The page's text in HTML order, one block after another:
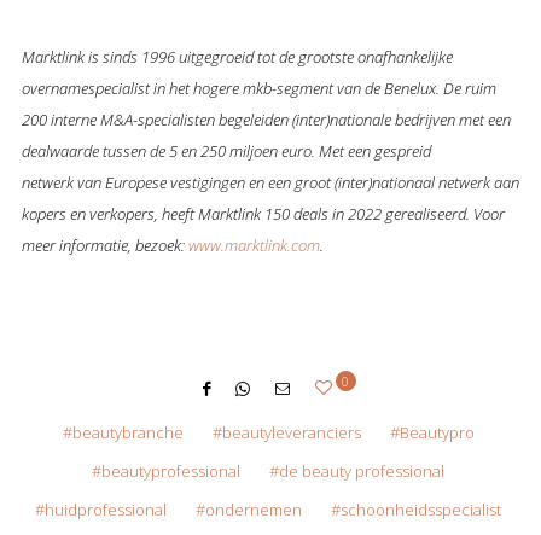
Marktlink is sinds 1996 uitgegroeid tot de grootste onafhankelijke
overnamespecialist in het hogere mkb-segment van de Benelux. De ruim
200 interne M&A-specialisten begeleiden (inter)nationale bedrijven met een
dealwaarde tussen de 5 en 250 miljoen euro. Met een gespreid
netwerk van Europese vestigingen en een groot (inter)nationaal netwerk aan
kopers en verkopers, heeft Marktlink 150 deals in 2022 gerealiseerd. Voor
meer informatie, bezoek:www.marktlink.com.
0
beautybranche beautyleveranciers
Beautypro
beautyprofessional
de beauty professional
huidprofessional
ondernemen schoonheidsspecialist